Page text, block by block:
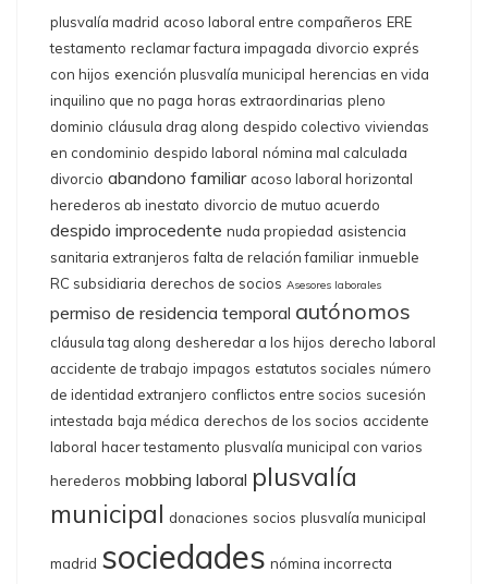
plusvalía madrid acoso laboral entre compañeros ERE
testamento reclamar factura impagada divorcio exprés
con hijos exención plusvalía municipal herencias en vida
inquilino que no paga horas extraordinarias pleno
dominio cláusula drag along despido colectivo viviendas
en condominio despido laboral nómina mal calculada
divorcio abandono familiar acoso laboral horizontal
herederos ab inestato divorcio de mutuo acuerdo
despido improcedente nuda propiedad asistencia
sanitaria extranjeros falta de relación familiar inmueble
RC subsidiaria derechos de socios Asesores laborales
permiso de residencia temporal autónomos
cláusula tag along desheredar a los hijos derecho laboral
accidente de trabajo impagos estatutos sociales número
de identidad extranjero conflictos entre socios sucesión
intestada baja médica derechos de los socios accidente
laboral hacer testamento plusvalía municipal con varios
herederos mobbing laboral plusvalía
municipal donaciones socios plusvalía municipal
madrid sociedades nómina incorrecta